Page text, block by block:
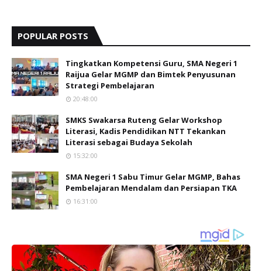
POPULAR POSTS
Tingkatkan Kompetensi Guru, SMA Negeri 1
Raijua Gelar MGMP dan Bimtek Penyusunan
Strategi Pembelajaran
20:48:00
SMKS Swakarsa Ruteng Gelar Workshop
Literasi, Kadis Pendidikan NTT Tekankan
Literasi sebagai Budaya Sekolah
15:32:00
SMA Negeri 1 Sabu Timur Gelar MGMP, Bahas
Pembelajaran Mendalam dan Persiapan TKA
16:31:00